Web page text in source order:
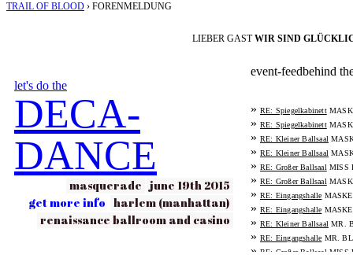
TRAIL OF BLOOD › FORENMELDUNG
LIEBER GASTWIR SIND
let's do the
DECA-
DANCE
june 19th 2015
masquerade
harlem (manhattan)
get more info
renaissance ballroom and casino
event-feedbehind
» RE: Spiegelkabinett
» RE: Spiegelkabinett
» RE: Kleiner Ballsaal
» RE: Kleiner Ballsaal
» RE: Großer Ballsaal MISS
» RE: Großer Ballsaal
» RE: Eingangshalle
» RE: Eingangshalle
» RE: Kleiner Ballsaal MR.
» RE: Eingangshalle MR.
» RE: Großer Ballsaal MISS